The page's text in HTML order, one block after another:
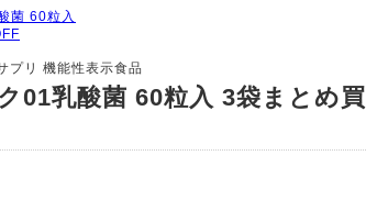
菌 60粒入
プリ 機能性表示食品
01乳酸菌 60粒入 3袋まとめ買